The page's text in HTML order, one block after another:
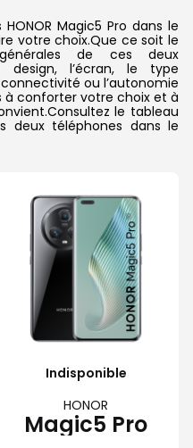
HONOR Magic5 Pro dans le
votre choix.Que ce soit le
de ces deux
l’écran, le type
ou l’autonomie
à conforter votre choix et à
le tableau
deux téléphones dans le
Indisponible
HONOR
Magic5 Pro